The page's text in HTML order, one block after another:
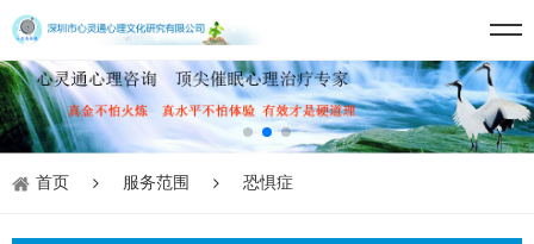
首页 服务范围 恐惧症
创伤阴影 心灵空洞
心灵黑洞 自闭症
精神分裂症 躁狂抑郁症